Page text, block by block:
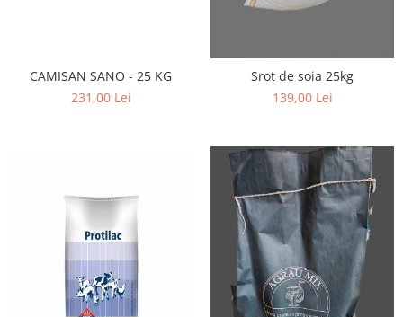
Capcane
Aditivi furajeri
Sprayuri cicatrizante
Cărţi zootehnice
Insecticide
Dezinfectanti
CAMISAN SANO - 25 KG
231,00 Lei
Srot de soia 25kg
139,00 Lei